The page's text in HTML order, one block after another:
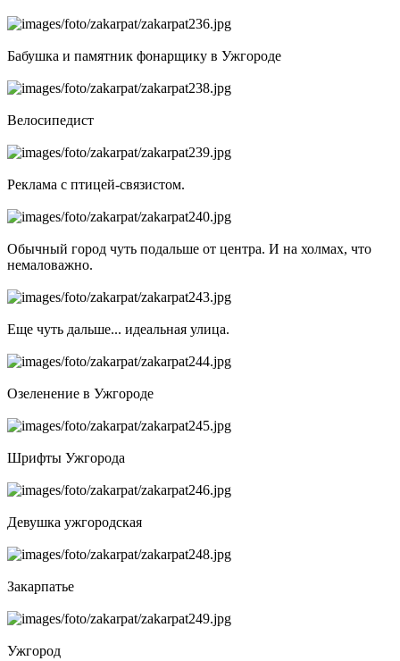
Бабушка и памятник фонарщику в Ужгороде
Велосипедист
Реклама с птицей-связистом.
Обычный город чуть подальше от центра. И на холмах, что
немаловажно.
Еще чуть дальше... идеальная улица.
Озеленение в Ужгороде
Шрифты Ужгорода
Девушка ужгородская
Закарпатье
Ужгород